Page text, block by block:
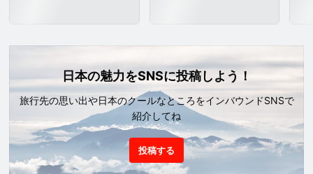
日本の魅力をSNSに投稿しよう！
旅行先の思い出や日本のクールなところをインバウンドSNSで
紹介してね
投稿する